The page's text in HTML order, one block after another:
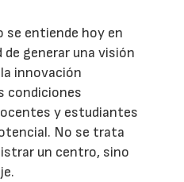
se entiende hoy en
de generar una visión
innovación
condiciones
y estudiantes
No se trata
un centro, sino